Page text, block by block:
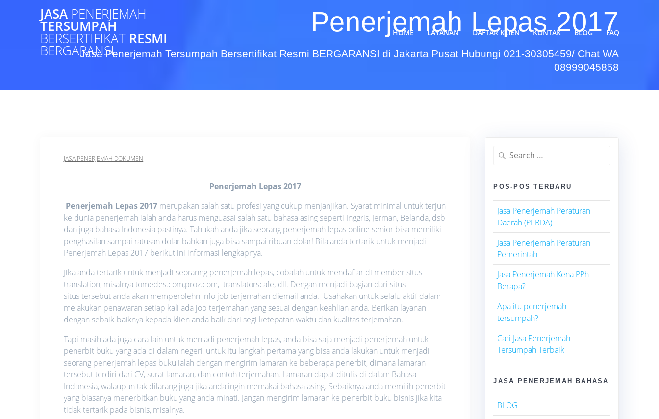
JASA PENERJEMAH
TERSUMPAH
BERSERTIFIKAT RESMI
BERGARANSI
HOME LAYANAN DAFTAR KLIEN KONTAK BLOG FAQ
Penerjemah Lepas 2017
Jasa Penerjemah Tersumpah Bersertifikat Resmi BERGARANSI di Jakarta Pusat Hubungi 021-30305459/ Chat WA
08999045858
JASA PENERJEMAH DOKUMEN
Penerjemah Lepas 2017
Penerjemah Lepas 2017 merupakan salah satu profesi yang cukup menjanjikan. Syarat minimal untuk terjun
ke dunia penerjemah ialah anda harus menguasai salah satu bahasa asing seperti Inggris, Jerman, Belanda, dsb
dan juga bahasa Indonesia pastinya. Tahukah anda jika seorang penerjemah lepas online senior bisa memiliki
penghasilan sampai ratusan dolar bahkan juga bisa sampai ribuan dolar! Bila anda tertarik untuk menjadi
Penerjemah Lepas 2017 berikut ini informasi lengkapnya.
Jika anda tertarik untuk menjadi seoranng penerjemah lepas, cobalah untuk mendaftar di member situs
translation, misalnya tomedes.com,proz.com, translatorscafe, dll. Dengan menjadi bagian dari situs-
situs tersebut anda akan memperolehn info job terjemahan diemail anda. Usahakan untuk selalu aktif dalam
melakukan penawaran setiap kali ada job terjemahan yang sesuai dengan keahlian anda. Berikan layanan
dengan sebaik-baiknya kepada klien anda baik dari segi ketepatan waktu dan kualitas terjemahan.
Tapi masih ada juga cara lain untuk menjadi penerjemah lepas, anda bisa saja menjadi penerjemah untuk
penerbit buku yang ada di dalam negeri, untuk itu langkah pertama yang bisa anda lakukan untuk menjadi
seorang penerjemah lepas buku ialah dengan mengirim lamaran ke beberapa penerbit, dimana lamaran
tersebut terdiri dari CV, surat lamaran, dan contoh terjemahan. Lamaran dapat ditulis di dalam Bahasa
Indonesia, walaupun tak dilarang juga jika anda ingin memakai bahasa asing. Sebaiknya anda memilih penerbit
yang biasanya menerbitkan buku yang anda minati. Jangan mengirim lamaran ke penerbit buku bisnis jika kita
tidak tertarik pada bisnis, misalnya.
Search
for:
POS-POS TERBARU
Jasa Penerjemah Peraturan
Daerah (PERDA)
Jasa Penerjemah Peraturan
Pemerintah
Jasa Penerjemah Kena PPh
Berapa?
Apa itu penerjemah
tersumpah?
Cari Jasa Penerjemah
Tersumpah Terbaik
JASA PENERJEMAH BAHASA
BLOG